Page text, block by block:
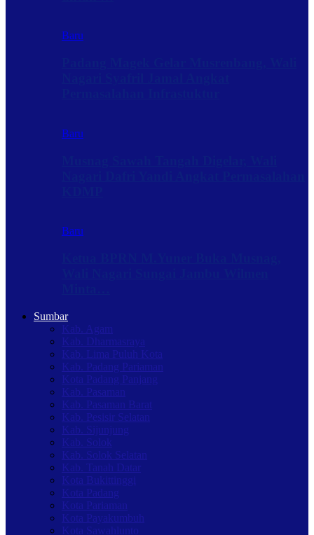
Baru
Baru
Baru
Sumbar
Kab. Agam
Kab. Dharmasraya
Kab. Lima Puluh Kota
Kab. Padang Pariaman
Kota Padang Panjang
Kab. Pasaman
Kab. Pasaman Barat
Kab. Pesisir Selatan
Kab. Sijunjung
Kab. Solok
Kab. Solok Selatan
Kab. Tanah Datar
Kota Bukittinggi
Kota Padang
Kota Pariaman
Kota Payakumbuh
Kota Sawahlunto